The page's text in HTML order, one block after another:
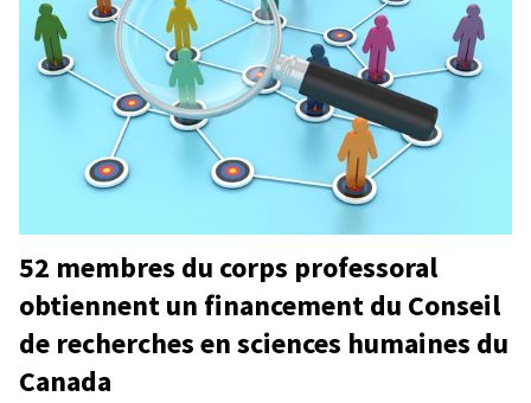
52 membres du corps professoral
obtiennent un financement du Conseil
de recherches en sciences humaines du
Canada